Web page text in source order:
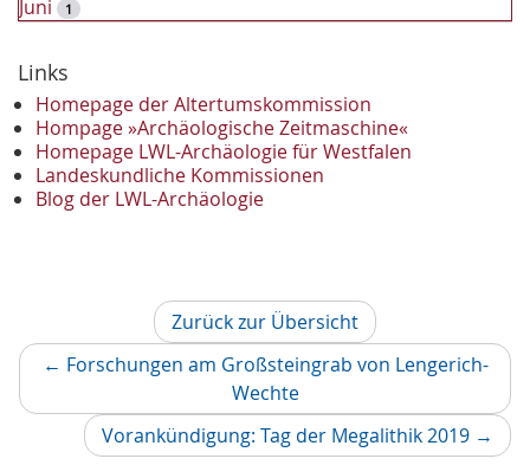
Juni 1
Dezember
November 2
Oktober 1
September 2
August 1
Mai 1
September
Mai 3
Links
Homepage der Altertumskommission
Hompage »Archäologische Zeitmaschine«
Homepage LWL-Archäologie für Westfalen
Landeskundliche Kommissionen
Blog der LWL-Archäologie
← Forschungen am Großsteingrab von Lengerich-
WechteVorheriger
Artikel
Zurück zur Übersicht
Vorankündigung: Tag der Megalithik 2019 →